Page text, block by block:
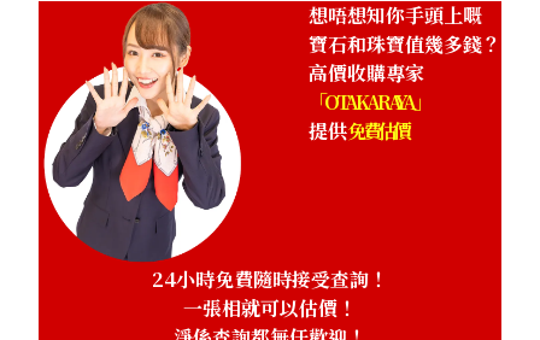
想唔想知你手頭上嘅
寶石和珠寶值幾多錢？
高價收購專家
「OTAKARAYA」
提供免費估價
24小時免費隨時接受查詢！
一張相就可以估價！